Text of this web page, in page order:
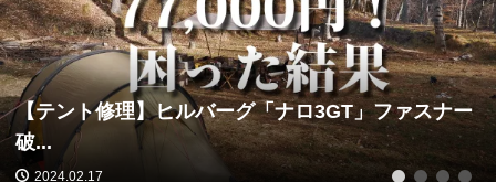
【テント修理】ヒルバーグ「ナロ3GT」ファスナー
破...
2024.02.17 1 2 3 4